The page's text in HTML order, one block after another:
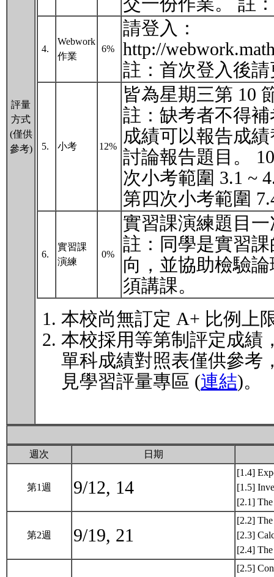
評量
方式
(僅供
參考)
4.
Webwork
作業
6%
請登入：
http://
註：首次登入後
5. 小考 12%
皆為星期三第 10
註：缺考者不得
成績可以報告成
討論報告題目。
次小考範圍 3.1 ~
第四次小考範圍
6.
實習課
演練
0%
實習課演練題目
註：同學是實習
向，並協助檢驗
須講課。
本校尚無訂定 A+ 比例上
本校採用等第制評定成績
單科成績對照表僅供參考
見學習評量專區 (連結)。
週次 日期
第1週 9/12, 14
[1.4]
[1.5]
[2.1]
第2週 9/19, 21
[2.2]
[2.3]
[2.4]
[2.5]